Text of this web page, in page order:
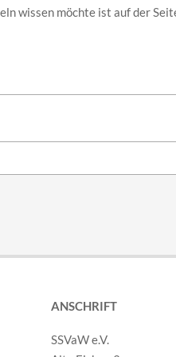
wissen möchte ist auf der
ANSCHRIFT
SSVaW e.V.